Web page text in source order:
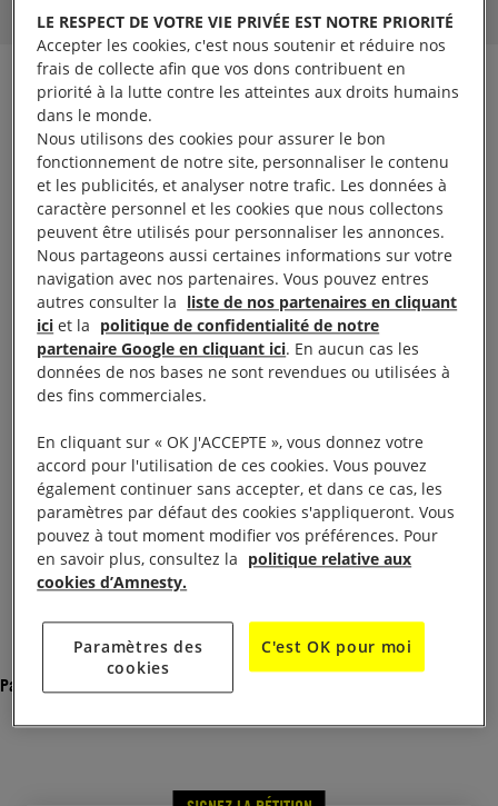
Aidez-nous à atteindre 40000
Mise à jour du 08/09/2020 :La condamnation à
mort d’Ali al Nimr, ainsi que celle de deux autres
jeunes militants chiites, va être réexaminée. Même
si elle est tardive, il s’agit d’une bonne nouvelle et
d’une avancée importante vers plus de justice en
Arabie Saoudite.
Ali al Nimr n’avait que 17 ans lorsqu’il a été
appréhendé le 14 février 2012, quelques mois après
avoir participé à des rassemblements contre le
gouvernement. Bien qu’il ait été mineur au moment
de son arrestation, il a été condamné à mort à
l’issue d’un procès inique, sur la base d’« aveux »
arrachés sous la torture selon ses dires. Il attend
désormais son exécution.
Votre Altesse,
Je vous exhorte à annuler la condamnation
Partager
LE RESPECT DE VOTRE VIE PRIVÉE EST NOTRE PRIORITÉ
Accepter les cookies, c'est nous soutenir et réduire nos
frais de collecte afin que vos dons contribuent en
priorité à la lutte contre les atteintes aux droits humains
dans le monde.
Nous utilisons des cookies pour assurer le bon
fonctionnement de notre site, personnaliser le contenu
et les publicités, et analyser notre trafic. Les données à
caractère personnel et les cookies que nous collectons
peuvent être utilisés pour personnaliser les annonces.
Nous partageons aussi certaines informations sur votre
navigation avec nos partenaires. Vous pouvez entres
autres consulter la liste de nos partenaires en cliquant
ici et la politique de confidentialité de notre
partenaire Google en cliquant ici. En aucun cas les
données de nos bases ne sont revendues ou utilisées à
des fins commerciales.
En cliquant sur « OK J'ACCEPTE », vous donnez votre
accord pour l'utilisation de ces cookies. Vous pouvez
également continuer sans accepter, et dans ce cas, les
paramètres par défaut des cookies s'appliqueront. Vous
pouvez à tout moment modifier vos préférences. Pour
en savoir plus, consultez la politique relative aux
cookies d’Amnesty.
Paramètres des
cookies
C'est OK pour moi